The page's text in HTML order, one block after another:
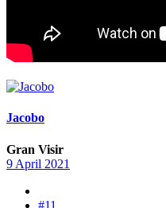
Jacobo
Gran Visir
9 April 2021
#11